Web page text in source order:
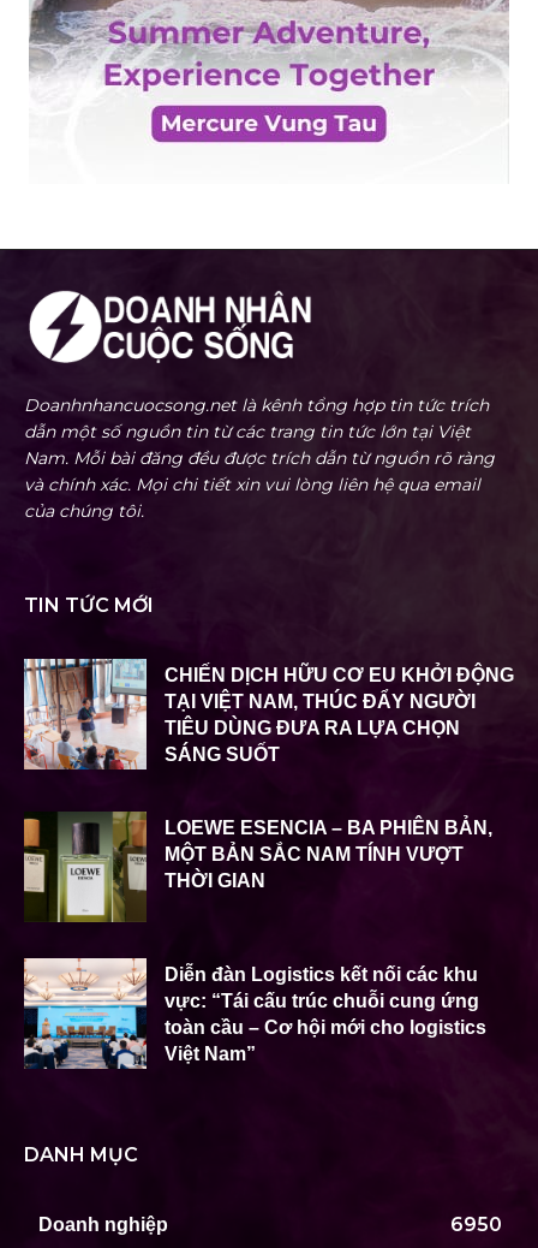
Doanhnhancuocsong.net là kênh tổng hợp tin tức trích
dẫn một số nguồn tin từ các trang tin tức lớn tại Việt
Nam. Mỗi bài đăng đều được trích dẫn từ nguồn rõ ràng
và chính xác. Mọi chi tiết xin vui lòng liên hệ qua email
của chúng tôi.
TIN TỨC MỚI
CHIẾN DỊCH HỮU CƠ EU KHỞI ĐỘNG
TẠI VIỆT NAM, THÚC ĐẨY NGƯỜI
TIÊU DÙNG ĐƯA RA LỰA CHỌN
SÁNG SUỐT
LOEWE ESENCIA – BA PHIÊN BẢN,
MỘT BẢN SẮC NAM TÍNH VƯỢT
THỜI GIAN
Diễn đàn Logistics kết nối các khu
vực: “Tái cấu trúc chuỗi cung ứng
toàn cầu – Cơ hội mới cho logistics
Việt Nam”
DANH MỤC
Doanh nghiệp 6950